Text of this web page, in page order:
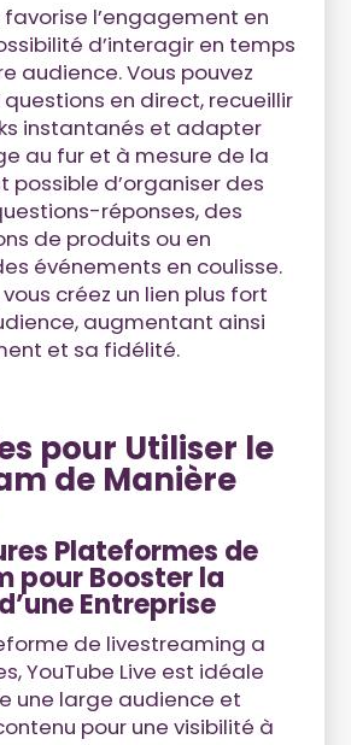
l’engagement en
d’interagir en temps
audience. Vous pouvez
en direct, recueillir
instantanés et adapter
au fur et à mesure de la
possible d’organiser des
réponses, des
de produits ou en
événements en coulisse.
créez un lien plus fort
augmentant ainsi
et sa fidélité.
pour Utiliser le
de Manière
Plateformes de
pour Booster la
Entreprise
de livestreaming a
YouTube Live est idéale
une large audience et
pour une visibilité à